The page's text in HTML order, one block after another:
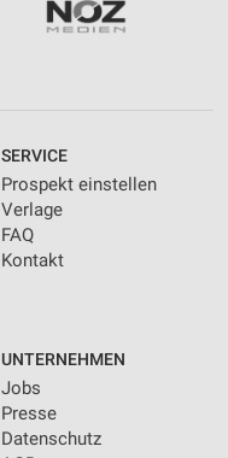
SERVICE
Prospekt einstellen
Verlage
FAQ
Kontakt
UNTERNEHMEN
Jobs
Presse
Datenschutz